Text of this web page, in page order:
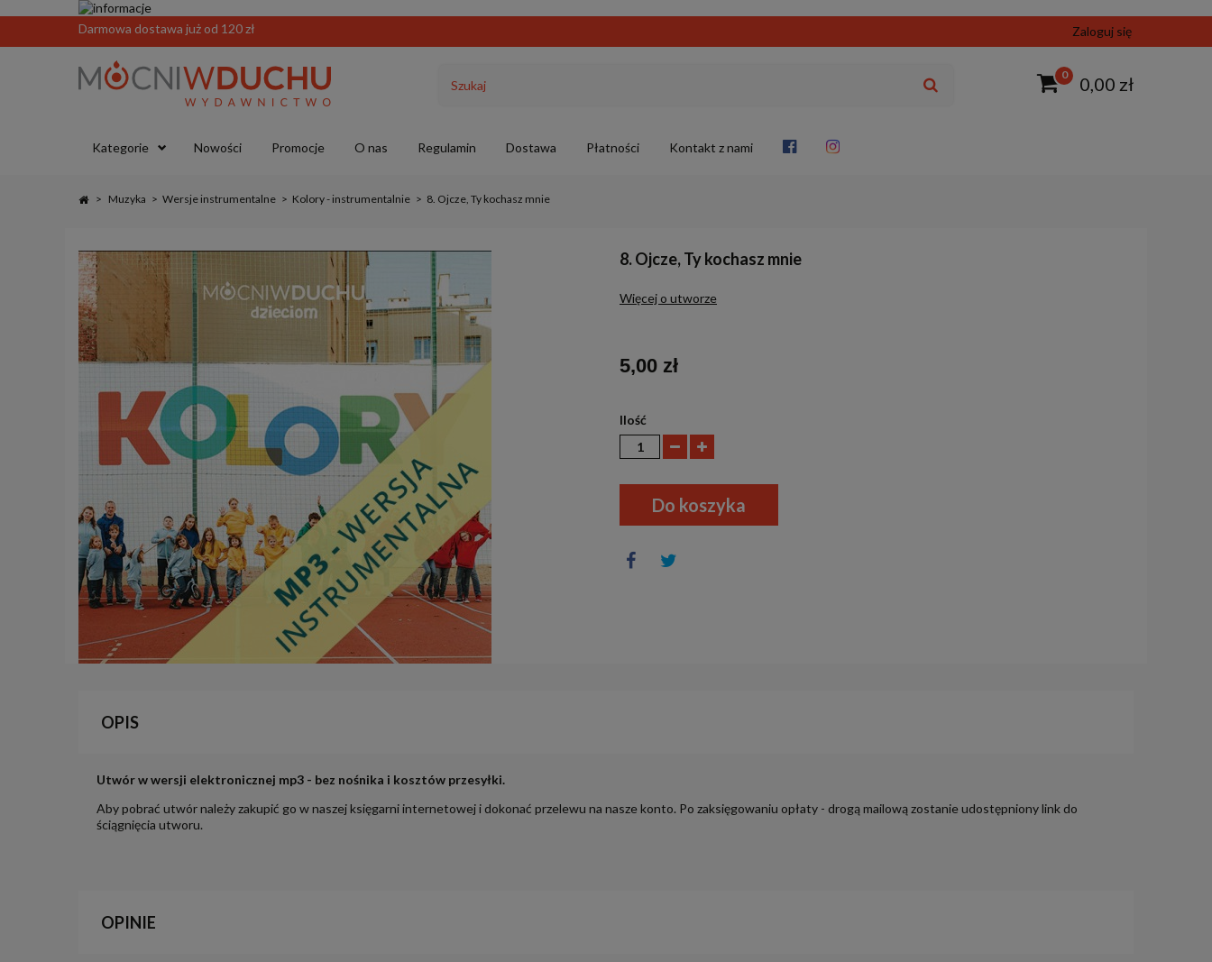
Darmowa dostawa już od 120 zł Zaloguj się
0 0,00 zł
Kategorie Nowości Promocje O nas Regulamin Dostawa Płatności Kontakt z nami
> Muzyka > Wersje instrumentalne > Kolory - instrumentalnie > 8. Ojcze, Ty kochasz mnie
8. Ojcze, Ty kochasz mnie
Więcej o utworze
5,00 zł
Ilość
Do koszyka
OPIS
Utwór w wersji elektronicznej mp3 - bez nośnika i kosztów przesyłki.
Aby pobrać utwór należy zakupić go w naszej księgarni internetowej i dokonać przelewu na nasze konto. Po zaksięgowaniu opłaty - drogą mailową zostanie udostępniony link do
ściągnięcia utworu.
OPINIE